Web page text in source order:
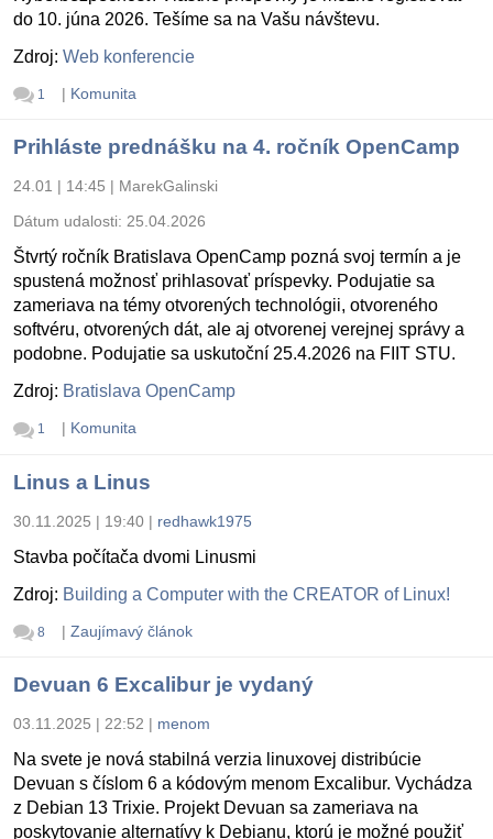
do 10. júna 2026. Tešíme sa na Vašu návštevu.
Zdroj: Web konferencie
1 | Komunita
Prihláste prednášku na 4. ročník OpenCamp
24.01 | 14:45 | MarekGalinski
Dátum udalosti: 25.04.2026
Štvrtý ročník Bratislava OpenCamp pozná svoj termín a je
spustená možnosť prihlasovať príspevky. Podujatie sa
zameriava na témy otvorených technológii, otvoreného
softvéru, otvorených dát, ale aj otvorenej verejnej správy a
podobne. Podujatie sa uskutoční 25.4.2026 na FIIT STU.
Zdroj: Bratislava OpenCamp
1 | Komunita
Linus a Linus
30.11.2025 | 19:40 | redhawk1975
Stavba počítača dvomi Linusmi
Zdroj: Building a Computer with the CREATOR of Linux!
8 | Zaujímavý článok
Devuan 6 Excalibur je vydaný
03.11.2025 | 22:52 | menom
Na svete je nová stabilná verzia linuxovej distribúcie
Devuan s číslom 6 a kódovým menom Excalibur. Vychádza
z Debian 13 Trixie. Projekt Devuan sa zameriava na
poskytovanie alternatívy k Debianu, ktorú je možné použiť